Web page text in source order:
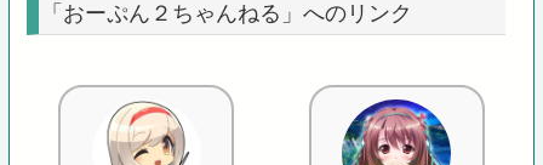
「おーぷん２ちゃんねる」へのリンク